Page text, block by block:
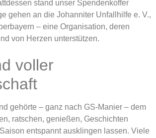
stand unser Spendenkoffer
gehen an die Johanniter Unfallhilfe e. V.,
– eine Organisation, deren
von Herzen unterstützen.
voller
gehörte – ganz nach GS-Manier – dem
ratschen, genießen, Geschichten
entspannt ausklingen lassen. Viele